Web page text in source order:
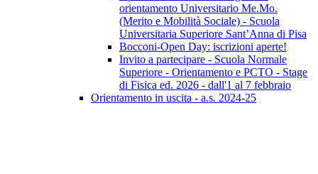
orientamento Universitario Me.Mo.
(Merito e Mobilità Sociale) - Scuola
Universitaria Superiore Sant’Anna di Pisa
Bocconi-Open Day: iscrizioni aperte!
Invito a partecipare - Scuola Normale
Superiore - Orientamento e PCTO - Stage
di Fisica ed. 2026 - dall'1 al 7 febbraio
Orientamento in uscita - a.s. 2024-25